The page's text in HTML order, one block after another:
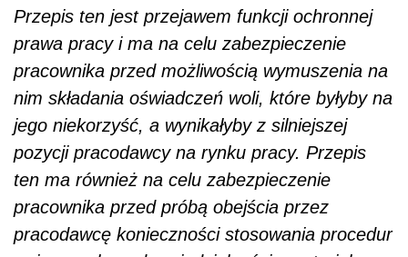
Przepis ten jest przejawem funkcji ochronnej
prawa pracy i ma na celu zabezpieczenie
pracownika przed możliwością wymuszenia na
nim składania oświadczeń woli, które byłyby na
jego niekorzyść, a wynikałyby z silniejszej
pozycji pracodawcy na rynku pracy. Przepis
ten ma również na celu zabezpieczenie
pracownika przed próbą obejścia przez
pracodawcę konieczności stosowania procedur